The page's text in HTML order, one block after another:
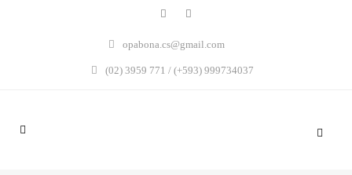
opabona.cs@gmail.com
(02) 3959 771 / (+593) 999734037